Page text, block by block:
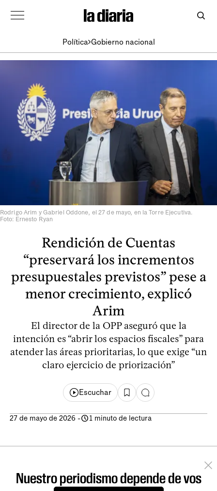
Política Gobierno nacional
Rodrigo Arim y Gabriel Oddone, el 27 de mayo, en la Torre Ejecutiva.
Foto: Ernesto Ryan
Rendición de Cuentas
“preservará los incrementos
presupuestales previstos” pese a
menor crecimiento, explicó
Arim
El director de la OPP aseguró que la
intención es “abrir los espacios fiscales” para
atender las áreas prioritarias, lo que exige “un
claro ejercicio de priorización”
Escuchar
27 de mayo de 2026 - 1 minuto de lectura
Nuestro periodismo depende de vos